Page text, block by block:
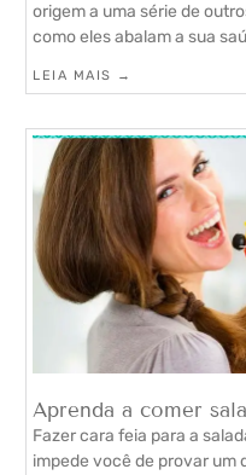
origem a uma série de
como eles abalam a sua
LEIA MAIS →
Aprenda a comer
Fazer cara feia para a
impede você de provar um